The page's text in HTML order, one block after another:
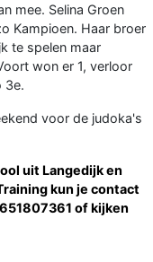
mee. Selina Groen
Kampioen. Haar broer
te spelen maar
won er 1, verloor
3e.
voor de judoka's
uit Langedijk en
kun je contact
of kijken